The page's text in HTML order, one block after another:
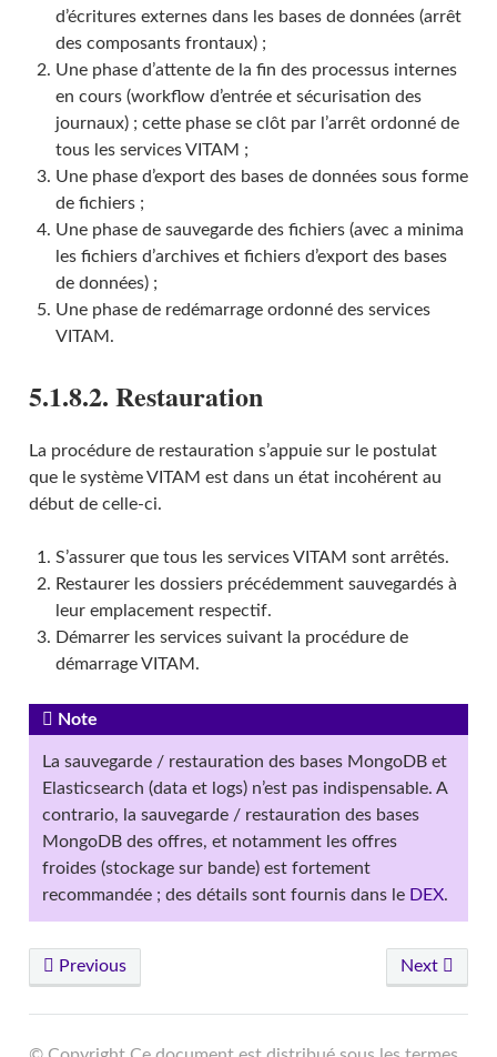
d’écritures externes dans les bases de données (arrêt
des composants frontaux) ;
Une phase d’attente de la fin des processus internes
en cours (workflow d’entrée et sécurisation des
journaux) ; cette phase se clôt par l’arrêt ordonné de
tous les services VITAM ;
Une phase d’export des bases de données sous forme
de fichiers ;
Une phase de sauvegarde des fichiers (avec a minima
les fichiers d’archives et fichiers d’export des bases
de données) ;
Une phase de redémarrage ordonné des services
VITAM.
5.1.8.2. Restauration
La procédure de restauration s’appuie sur le postulat
que le système VITAM est dans un état incohérent au
début de celle-ci.
S’assurer que tous les services VITAM sont arrêtés.
Restaurer les dossiers précédemment sauvegardés à
leur emplacement respectif.
Démarrer les services suivant la procédure de
démarrage VITAM.
Note
La sauvegarde / restauration des bases MongoDB et
Elasticsearch (data et logs) n’est pas indispensable. A
contrario, la sauvegarde / restauration des bases
MongoDB des offres, et notamment les offres
froides (stockage sur bande) est fortement
recommandée ; des détails sont fournis dans le DEX.
Previous Next